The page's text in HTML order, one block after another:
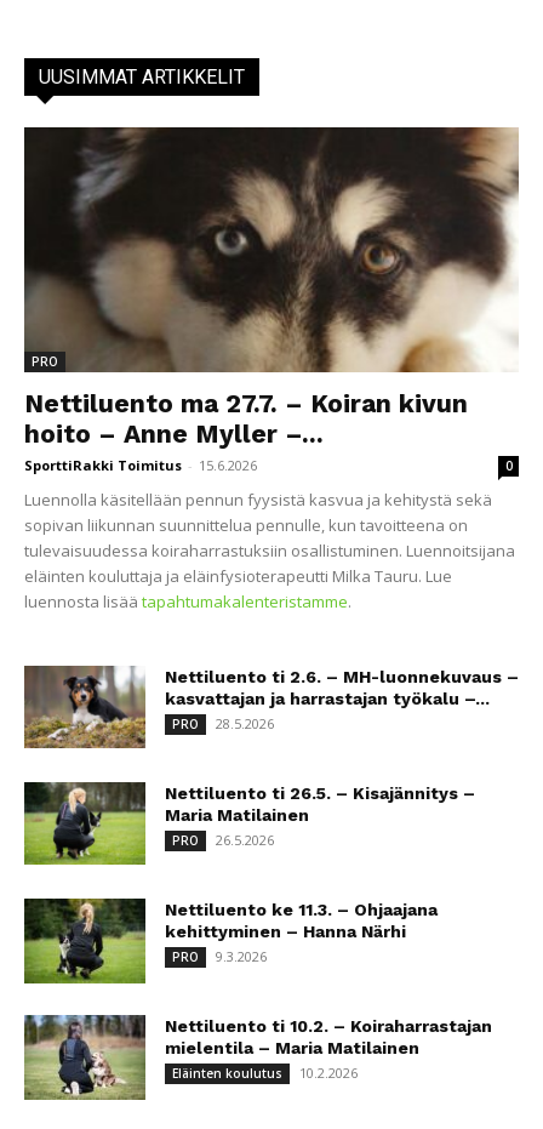
UUSIMMAT ARTIKKELIT
PRO
Nettiluento ma 27.7. – Koiran kivun
hoito – Anne Myller –...
SporttiRakki Toimitus - 15.6.2026 0
Luennolla käsitellään pennun fyysistä kasvua ja kehitystä sekä
sopivan liikunnan suunnittelua pennulle, kun tavoitteena on
tulevaisuudessa koiraharrastuksiin osallistuminen. Luennoitsijana
eläinten kouluttaja ja eläinfysioterapeutti Milka Tauru. Lue
luennosta lisää tapahtumakalenteristamme.
Nettiluento ti 2.6. – MH-luonnekuvaus –
kasvattajan ja harrastajan työkalu –...
PRO 28.5.2026
Nettiluento ti 26.5. – Kisajännitys –
Maria Matilainen
PRO 26.5.2026
Nettiluento ke 11.3. – Ohjaajana
kehittyminen – Hanna Närhi
PRO 9.3.2026
Nettiluento ti 10.2. – Koiraharrastajan
mielentila – Maria Matilainen
Eläinten koulutus 10.2.2026